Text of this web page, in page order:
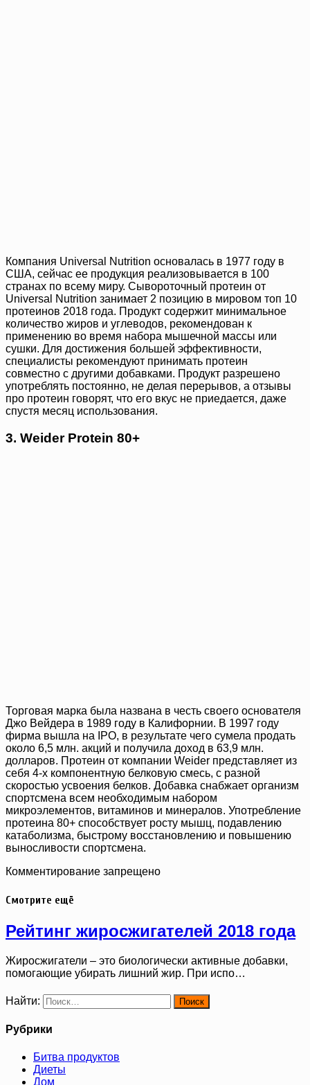
Компания Universal Nutrition основалась в 1977 году в
США, сейчас ее продукция реализовывается в 100
странах по всему миру. Сывороточный протеин от
Universal Nutrition занимает 2 позицию в мировом топ 10
протеинов 2018 года. Продукт содержит минимальное
количество жиров и углеводов, рекомендован к
применению во время набора мышечной массы или
сушки. Для достижения большей эффективности,
специалисты рекомендуют принимать протеин
совместно с другими добавками. Продукт разрешено
употреблять постоянно, не делая перерывов, а отзывы
про протеин говорят, что его вкус не приедается, даже
спустя месяц использования.
3. Weider Protein 80+
Торговая марка была названа в честь своего основателя
Джо Вейдера в 1989 году в Калифорнии. В 1997 году
фирма вышла на IPO, в результате чего сумела продать
около 6,5 млн. акций и получила доход в 63,9 млн.
долларов. Протеин от компании Weider представляет из
себя 4-х компонентную белковую смесь, с разной
скоростью усвоения белков. Добавка снабжает организм
спортсмена всем необходимым набором
микроэлементов, витаминов и минералов. Употребление
протеина 80+ способствует росту мышц, подавлению
катаболизма, быстрому восстановлению и повышению
выносливости спортсмена.
Комментирование запрещено
Смотрите ещё
Рейтинг жиросжигателей 2018 года
Жиросжигатели – это биологически активные добавки,
помогающие убирать лишний жир. При испо…
Найти:
Рубрики
Битва продуктов
Диеты
Дом